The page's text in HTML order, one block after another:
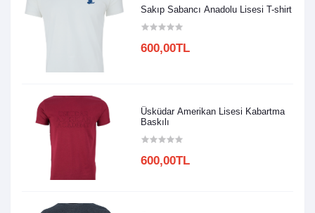
Sakıp Sabancı Anadolu Lisesi T-shirt
600,00TL
Üsküdar Amerikan Lisesi Kabartma
Baskılı
600,00TL